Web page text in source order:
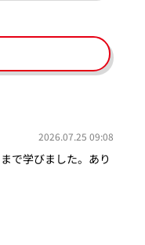
2026.07.25 09:08
で学びました。あり